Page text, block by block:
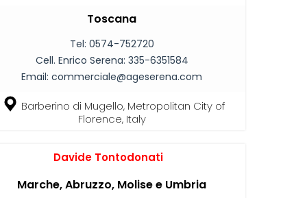
Toscana
Tel: 0574-752720
Cell. Enrico Serena: 335-6351584
Email:commerciale@ageserena.com
Barberino di Mugello, Metropolitan City of
Florence, Italy
Davide Tontodonati
Marche, Abruzzo, Molise e Umbria